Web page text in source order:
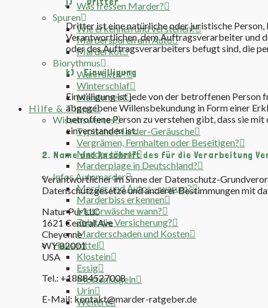
Was fressen Marder?
Spuren
Wie erkennen und verstehen?
Marderspuren am Auto
Marderkot
Biorythmus
Wann aktiv?
Winterschlaf
Mardernest
Hilfe & Tipps
Wissenswertes
Typische Marder-Geräusche
Vergrämen, Fernhalten oder Beseitigen?
Marder töten?
Marderplage in Deutschland?
Infos Automarder
Marder und Autos – warum?
Marderbiss erkennen
Motorwäsche wann?
Zahlt die Versicherung?
Marderschaden und Kosten
Hausmittel
Klostein
Essig
Mottenkugeln
Urin
Weitere
Dritter ist eine natürliche oder juristische
Verantwortlichen, dem Auftragsverarbeiter und
oder des Auftragsverarbeiters befugt sind, die
k) Einwilligung
Einwilligung ist jede von der betroffenen
abgegebene Willensbekundung in Form einer
betroffene Person zu verstehen gibt, dass sie
einverstanden ist.
2. Name und Anschrift des für die Verarbeitung
Verantwortlicher im Sinne der Datenschutz-
Datenschutzgesetze und anderer Bestimmungen mit
Natur Pur LLC
1621 Central Ave
Cheyenne
WY 82001
USA
Tel.: +18884527008
E-Mail: kontakt@marder-ratgeber.de